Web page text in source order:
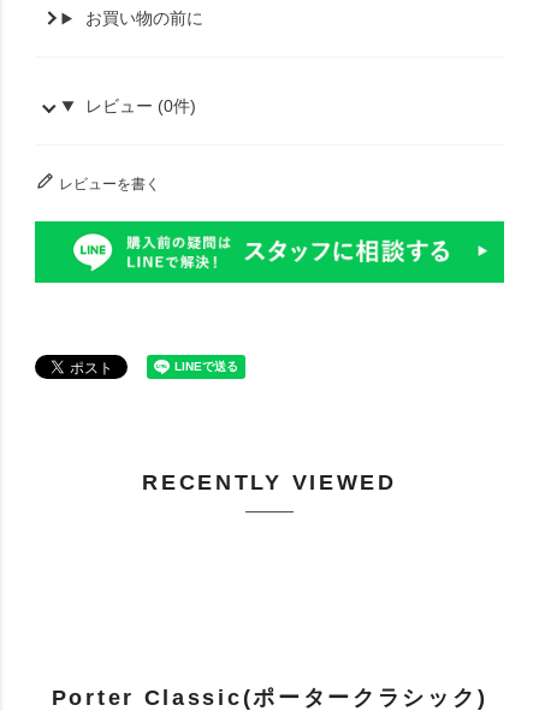
お買い物の前に
レビュー (0件)
レビューを書く
RECENTLY VIEWED
Porter Classic(ポータークラシック)